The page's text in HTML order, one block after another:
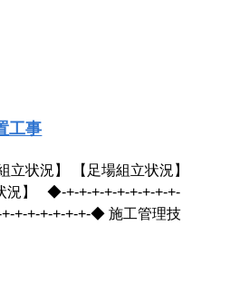
工事
立状況】 【足場組立状況】
況】 ◆-+-+-+-+-+-+-+-+-+-
+-+-+-+-+-+-+-◆ 施工管理技